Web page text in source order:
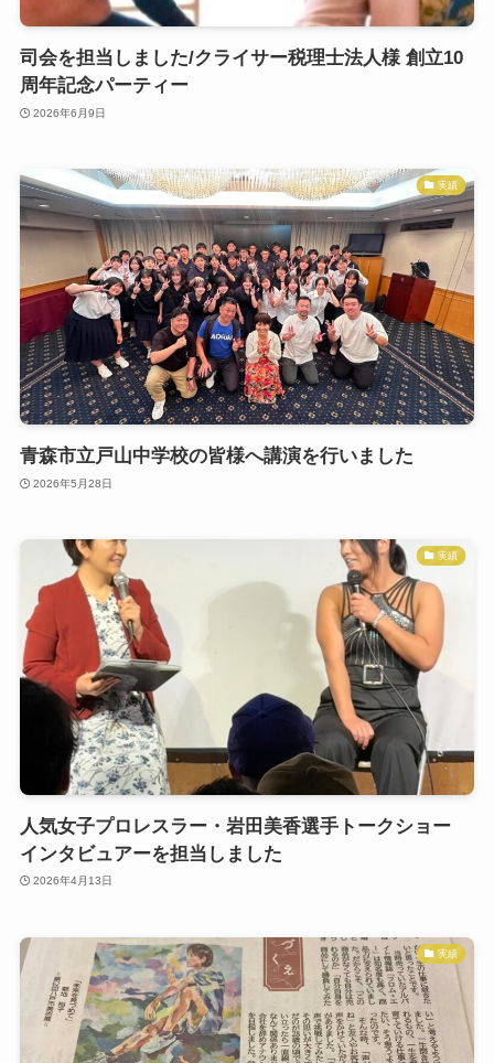
司会を担当しました/クライサー税理士法人様 創立10
周年記念パーティー
2026年6月9日
実績
青森市立戸山中学校の皆様へ講演を行いました
2026年5月28日
実績
人気女子プロレスラー・岩田美香選手トークショー
インタビュアーを担当しました
2026年4月13日
実績